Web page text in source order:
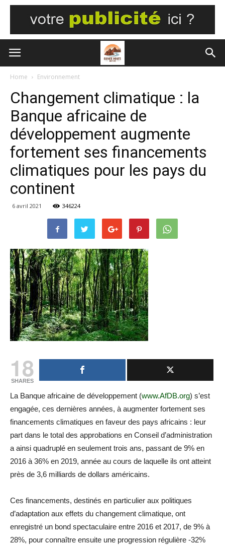
Home Environnement
Changement climatique : la
Banque africaine de
développement augmente
fortement ses financements
climatiques pour les pays du
continent
6 avril 2021 346224
18
SHARES
La Banque africaine de développement (www.AfDB.org) s’est
engagée, ces dernières années, à augmenter fortement ses
financements climatiques en faveur des pays africains : leur
part dans le total des approbations en Conseil d’administration
a ainsi quadruplé en seulement trois ans, passant de 9% en
2016 à 36% en 2019, année au cours de laquelle ils ont atteint
près de 3,6 milliards de dollars américains.
Ces financements, destinés en particulier aux politiques
d’adaptation aux effets du changement climatique, ont
enregistré un bond spectaculaire entre 2016 et 2017, de 9% à
28%, pour connaître ensuite une progression régulière -32%